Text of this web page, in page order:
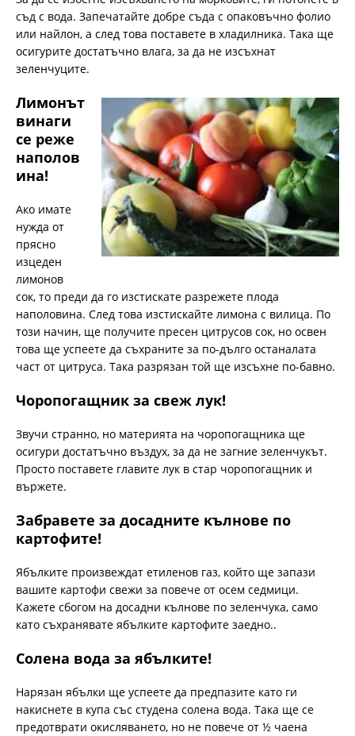
съд с вода. Запечатайте добре съда с опаковъчно фолио
или найлон, а след това поставете в хладилника. Така ще
осигурите достатъчно влага, за да не изсъхнат
зеленчуците.
Лимонът
винаги
се реже
наполов
ина!
Ако имате
нужда от
прясно
изцеден
лимонов
сок, то преди да го изстискате разрежете плода
наполовина. След това изстискайте лимона с вилица. По
този начин, ще получите пресен цитрусов сок, но освен
това ще успеете да съхраните за по-дълго останалата
част от цитруса. Така разрязан той ще изсъхне по-бавно.
Чоропогащник за свеж лук!
Звучи странно, но материята на чоропогащника ще
осигури достатъчно въздух, за да не загние зеленчукът.
Просто поставете главите лук в стар чоропогащник и
вържете.
Забравете за досадните кълнове по
картофите!
Ябълките произвеждат етиленов газ, който ще запази
вашите картофи свежи за повече от осем седмици.
Кажете сбогом на досадни кълнове по зеленчука, само
като съхранявате ябълките картофите заедно..
Солена вода за ябълките!
Нарязан ябълки ще успеете да предпазите като ги
накиснете в купа със студена солена вода. Така ще се
предотврати окисляването, но не повече от ½ чаена